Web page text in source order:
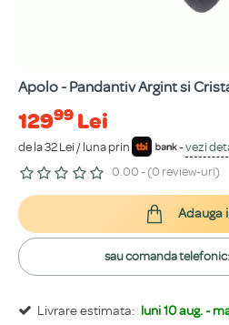
Apolo - Pandantiv Argint si
12999 Lei
de la 32 Lei / luna prin -vezi
0.00 - (0 review-uri)
Livrare estimata: luni 10 aug. -
Adauga
sau comanda telefonic: